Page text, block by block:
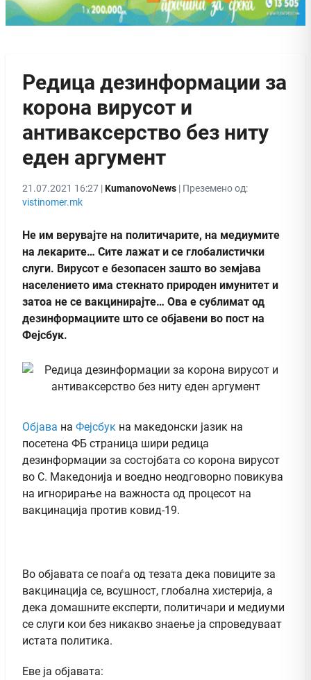
Редица дезинформации за
корона вирусот и
антиваксерство без ниту
еден аргумент
21.07.2021 16:27 |KumanovoNews | Преземено од:
vistinomer.mk
Не им верувајте на политичарите, на медиумите
на лекарите… Сите лажат и се глобалистички
слуги. Вирусот е безопасен зашто во земјава
населението има стекнато природен имунитет и
затоа не се вакцинирајте… Ова е сублимат од
дезинформациите што се објавени во пост на
Фејсбук.
Објава на Фејсбук на македонски јазик на
посетена ФБ страница шири редица
дезинформации за состојбата со корона вирусот
во С. Македонија и воедно неодговорно повикува
на игнорирање на важноста од процесот на
вакцинација против ковид-19.
Во објавата се поаѓа од тезата дека повиците за
вакцинација се, всушност, глобална хистерија, а
дека домашните експерти, политичари и медиуми
се слуги кои без никакво знаење ја спроведуваат
истата политика.
Еве ја објавата: